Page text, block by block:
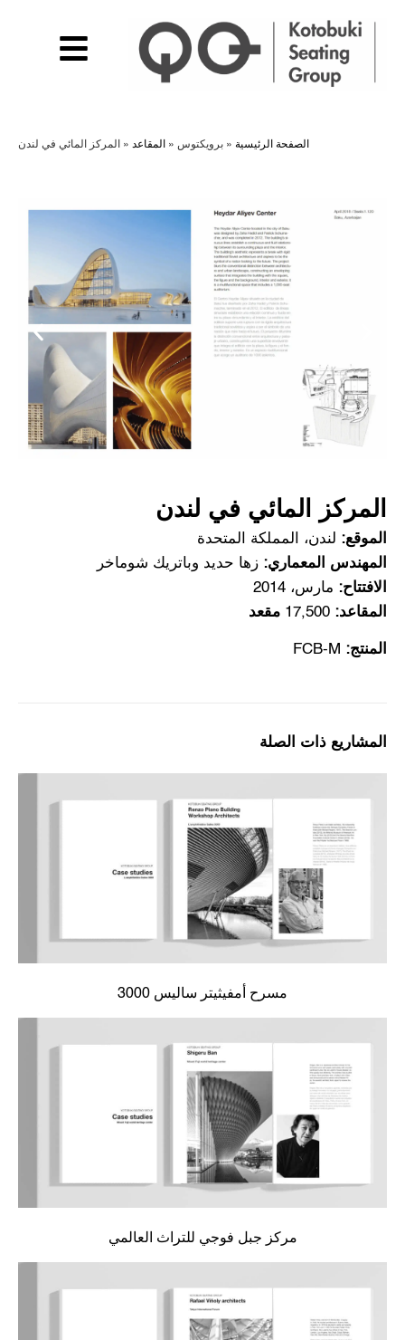
الصفحة الرئيسية » برويكتوس » المقاعد » المركز المائي في لندن
المركز المائي في لندن
الموقع: لندن، المملكة المتحدة
المهندس المعماري: زها حديد وباتريك شوماخر
الافتتاح: مارس، 2014
المقاعد: 17,500 مقعد
المنتج:
المشاريع ذات الصلة
مسرح أمفيثيتر ساليس 3000
مركز جبل فوجي للتراث العالمي